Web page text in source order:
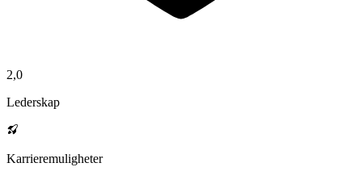
2,0
Lederskap
Karrieremuligheter